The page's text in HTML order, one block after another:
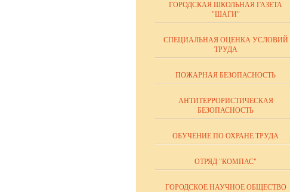
ГОРОДСКАЯ ШКОЛЬНАЯ ГАЗЕТА
"ШАГИ"
СПЕЦИАЛЬНАЯ ОЦЕНКА УСЛОВИЙ
ТРУДА
ПОЖАРНАЯ БЕЗОПАСНОСТЬ
АНТИТЕРРОРИСТИЧЕСКАЯ
БЕЗОПАСНОСТЬ
ОБУЧЕНИЕ ПО ОХРАНЕ ТРУДА
ОТРЯД "КОМПАС"
ГОРОДСКОЕ НАУЧНОЕ ОБЩЕСТВО